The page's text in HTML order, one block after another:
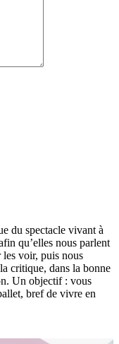
du spectacle vivant à
qu’elles nous parlent
les voir, puis nous
critique, dans la bonne
Un objectif : vous
bref de vivre en